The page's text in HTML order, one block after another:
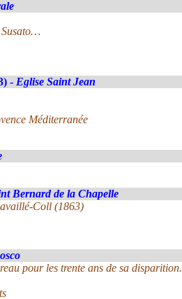
- Eglise Saint Jean
Méditerranée
Bernard de la Chapelle
Coll (1863)
pour les trente ans de sa disparition.